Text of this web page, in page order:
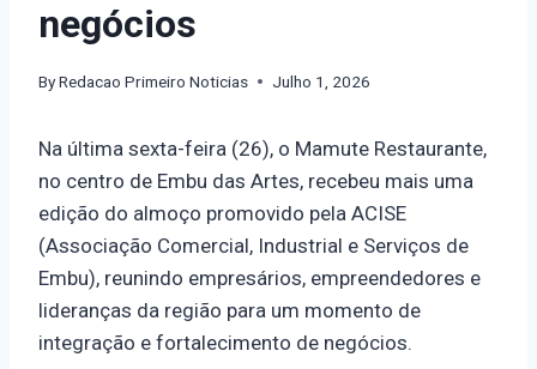
negócios
ByRedacao Primeiro Noticias Julho 1, 2026
Na última sexta-feira (26), o Mamute Restaurante,
no centro de Embu das Artes, recebeu mais uma
edição do almoço promovido pela ACISE
(Associação Comercial, Industrial e Serviços de
Embu), reunindo empresários, empreendedores e
lideranças da região para um momento de
integração e fortalecimento de negócios.